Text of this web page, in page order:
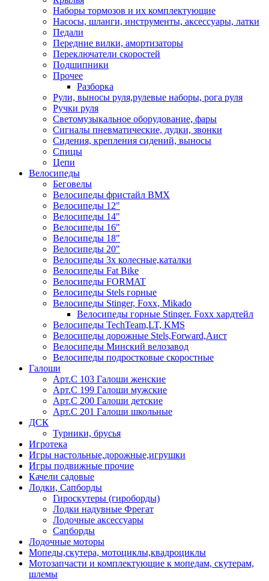
Наборы тормозов и их комплектующие
Насосы, шланги, инструменты, аксессуары, латки
Педали
Передние вилки, амортизаторы
Переключатели скоростей
Подшипники
Прочее
Разборка
Рули, выносы руля,рулевые наборы, рога руля
Ручки руля
Светомузыкальное оборудование, фары
Сигналы пневматические, дудки, звонки
Сидения, крепления сидений, выносы
Спицы
Цепи
Велосипеды
Беговелы
Велосипеды фристайл ВМХ
Велосипеды 12"
Велосипеды 14"
Велосипеды 16"
Велосипеды 18"
Велосипеды 20"
Велосипеды 3х колесные,каталки
Велосипеды Fat Bike
Велосипеды FORMAT
Велосипеды Stels горные
Велосипеды Stinger, Foxx, Mikado
Велосипеды горные Stinger. Foxx хардтейл
Велосипеды TechTeam,LT, KMS
Велосипеды дорожные Stels,Forward,Аист
Велосипеды Минский велозавод
Велосипеды подростковые скоростные
Галоши
Арт.С 103 Галоши женские
Арт.С 199 Галоши мужские
Арт.С 200 Галоши детские
Арт.С 201 Галоши школьные
ДСК
Турники, брусья
Игротека
Игры настольные,дорожные,игрушки
Игры подвижные прочие
Качели садовые
Лодки, Сапборды
Гироскутеры (гироборды)
Лодки надувные Фрегат
Лодочные аксессуары
Сапборды
Лодочные моторы
Мопеды,скутера, мотоциклы,квадроциклы
Мотозапчасти и комплектующие к мопедам, скутерам,
шлемы